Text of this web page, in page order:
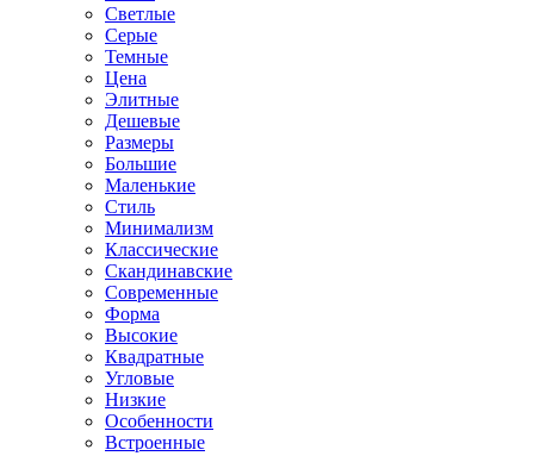
Светлые
Серые
Темные
Цена
Элитные
Дешевые
Размеры
Большие
Маленькие
Стиль
Минимализм
Классические
Скандинавские
Современные
Форма
Высокие
Квадратные
Угловые
Низкие
Особенности
Встроенные